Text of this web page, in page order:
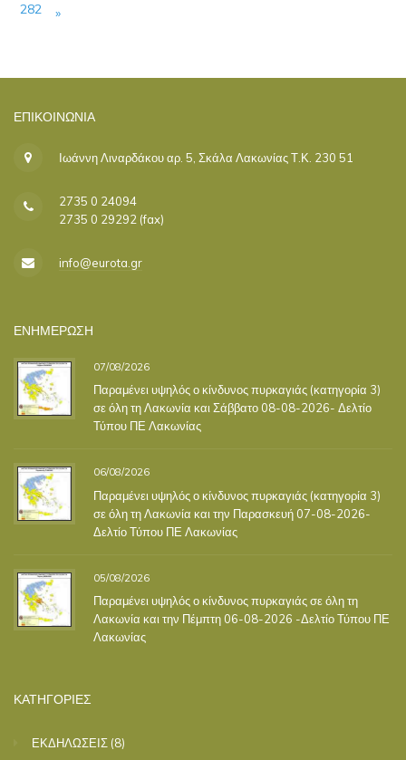
282
»
ΕΠΙΚΟΙΝΩΝΊΑ
Ιωάννη Λιναρδάκου αρ. 5, Σκάλα Λακωνίας Τ.Κ. 230 51
2735 0 24094
2735 0 29292 (fax)
info@eurota.gr
ΕΝΗΜΕΡΩΣΗ
07/08/2026
Παραμένει υψηλός ο κίνδυνος πυρκαγιάς (κατηγορία 3)
σε όλη τη Λακωνία και Σάββατο 08-08-2026- Δελτίο
Τύπου ΠΕ Λακωνίας
06/08/2026
Παραμένει υψηλός ο κίνδυνος πυρκαγιάς (κατηγορία 3)
σε όλη τη Λακωνία και την Παρασκευή 07-08-2026-
Δελτίο Τύπου ΠΕ Λακωνίας
05/08/2026
Παραμένει υψηλός ο κίνδυνος πυρκαγιάς σε όλη τη
Λακωνία και την Πέμπτη 06-08-2026 -Δελτίο Τύπου ΠΕ
Λακωνίας
ΚΑΤΗΓΟΡΙΕΣ
ΕΚΔΗΛΩΣΕΙΣ (8)